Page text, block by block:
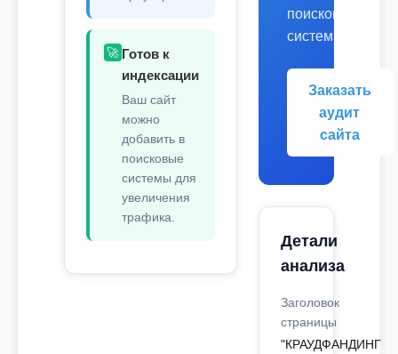
🚀 Готов к
индексации
Ваш сайт
можно
добавить в
поисковые
системы для
увеличения
трафика.
поисковых
системах.
Заказать
аудит
сайта
Детали
анализа
Заголовок
страницы
"КРАУДФАНДИНГ